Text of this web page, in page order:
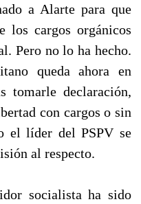
a Alarte para que
los cargos orgánicos
Pero no lo ha hecho.
queda ahora en
tomarle declaración,
con cargos o sin
el líder del PSPV se
al respecto.
socialista ha sido